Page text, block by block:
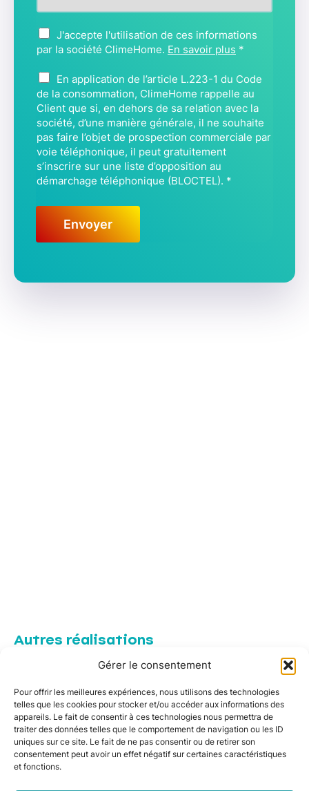
Gérer le consentement
Pour offrir les meilleures expériences, nous utilisons des technologies
telles que les cookies pour stocker et/ou accéder aux informations des
appareils. Le fait de consentir à ces technologies nous permettra de
traiter des données telles que le comportement de navigation ou les ID
uniques sur ce site. Le fait de ne pas consentir ou de retirer son
consentement peut avoir un effet négatif sur certaines caractéristiques
et fonctions.
o
n
e
o
e
t
*
A
c
o
r
d
*
J'accepte l'utilisation de ces informations
par la société ClimeHome. En savoir plus *
B
L
O
C
T
E
L
*
En application de l’article L.223-1 du Code
de la consommation, ClimeHome rappelle au
Client que si, en dehors de sa relation avec la
société, d’une manière générale, il ne souhaite
pas faire l’objet de prospection commerciale par
voie téléphonique, il peut gratuitement
s’inscrire sur une liste d’opposition au
démarchage téléphonique (BLOCTEL). *
Envoyer
Autres réalisations
Pose de panneaux solaires à Donneville
Installation de panneaux solaires à Le Cabanial
Pose de panneaux solaires dans le Gers à
Monferran-Savès
Panneaux solaires à Toulouse par ClimeHome